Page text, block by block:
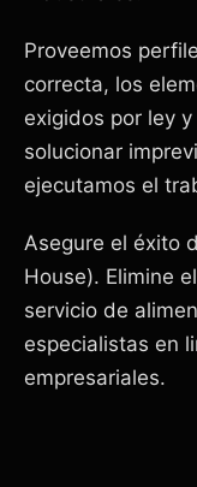
Proveemos
correcta, los
exigidos por ley
solucionar
ejecutamos el
Asegure el éxito
House). Elimine
servicio de
especialistas en
empresariales.